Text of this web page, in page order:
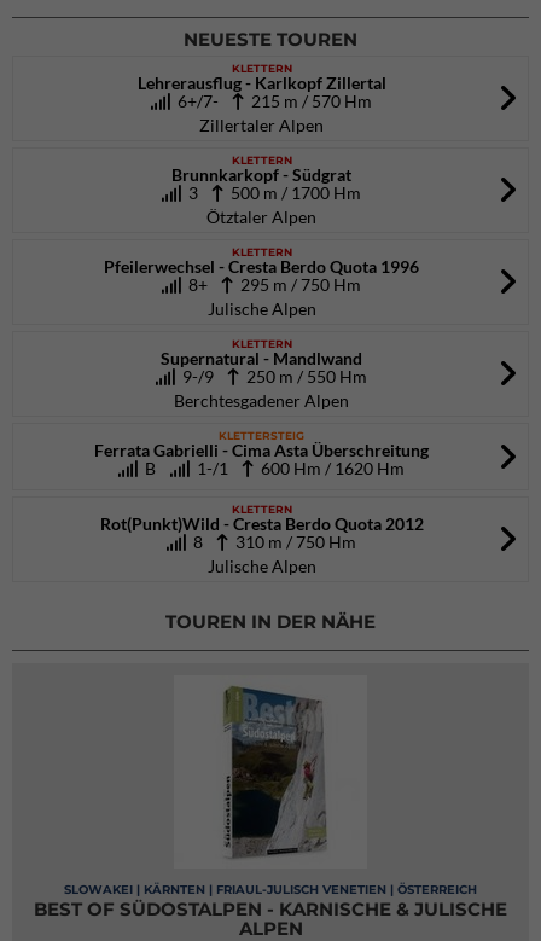
NEUESTE TOUREN
KLETTERN
Lehrerausflug - Karlkopf Zillertal
6+/7-
215 m / 570 Hm
Zillertaler Alpen
KLETTERN
Brunnkarkopf - Südgrat
3
500 m / 1700 Hm
Ötztaler Alpen
KLETTERN
Pfeilerwechsel - Cresta Berdo Quota 1996
8+
295 m / 750 Hm
Julische Alpen
KLETTERN
Supernatural - Mandlwand
9-/9
250 m / 550 Hm
Berchtesgadener Alpen
KLETTERSTEIG
Ferrata Gabrielli - Cima Asta Überschreitung
B
1-/1 600 Hm / 1620 Hm
KLETTERN
Rot(Punkt)Wild - Cresta Berdo Quota 2012
8
310 m / 750 Hm
Julische Alpen
TOUREN IN DER NÄHE
SLOWAKEI | KÄRNTEN | FRIAUL-JULISCH VENETIEN | ÖSTERREICH
BEST OF SÜDOSTALPEN - KARNISCHE & JULISCHE
ALPEN